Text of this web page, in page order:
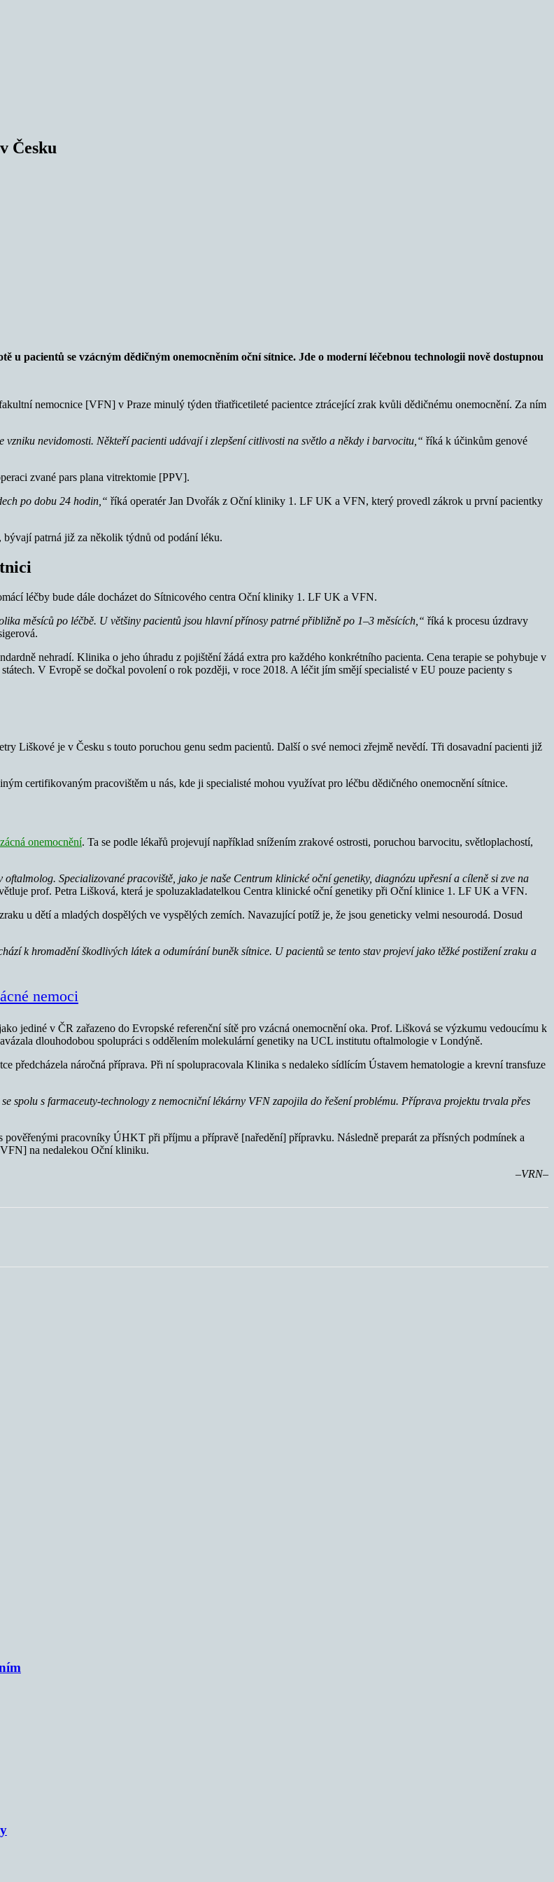
Česku
u pacientů se vzácným dědičným onemocněním oční sítnice. Jde o moderní léčebnou technologii nově dostupnou
nemocnice [VFN] v Praze minulý týden třiatřicetileté pacientce ztrácející zrak kvůli dědičnému onemocnění. Za ním
vzniku nevidomosti. Někteří pacienti udávají i zlepšení citlivosti na světlo a někdy i barvocitu,“ říká k účinkům genové
zvané pars plana vitrektomie [PPV].
po dobu 24 hodin,“ říká operatér Jan Dvořák z Oční kliniky 1. LF UK a VFN, který provedl zákrok u první pacientky
bývají patrná již za několik týdnů od podání léku.
léčby bude dále docházet do Sítnicového centra Oční kliniky 1. LF UK a VFN.
měsíců po léčbě. U většiny pacientů jsou hlavní přínosy patrné přibližně po 1–3 měsících,“ říká k procesu úzdravy
nehradí. Klinika o jeho úhradu z pojištění žádá extra pro každého konkrétního pacienta. Cena terapie se pohybuje v
V Evropě se dočkal povolení o rok později, v roce 2018. A léčit jím smějí specialisté v EU pouze pacienty s
je v Česku s touto poruchou genu sedm pacientů. Další o své nemoci zřejmě nevědí. Tři dosavadní pacienti již
certifikovaným pracovištěm u nás, kde ji specialisté mohou využívat pro léčbu dědičného onemocnění sítnice.
onemocnění. Ta se podle lékařů projevují například snížením zrakové ostrosti, poruchou barvocitu, světloplachostí,
Specializované pracoviště, jako je naše Centrum klinické oční genetiky, diagnózu upřesní a cíleně si zve na
prof. Petra Lišková, která je spoluzakladatelkou Centra klinické oční genetiky při Oční klinice 1. LF UK a VFN.
u dětí a mladých dospělých ve vyspělých zemích. Navazující potíž je, že jsou geneticky velmi nesourodá. Dosud
k hromadění škodlivých látek a odumírání buněk sítnice. U pacientů se tento stav projeví jako těžké postižení zraku a
nemoci
v ČR zařazeno do Evropské referenční sítě pro vzácná onemocnění oka. Prof. Lišková se výzkumu vedoucímu k
dlouhodobou spolupráci s oddělením molekulární genetiky na UCL institutu oftalmologie v Londýně.
předcházela náročná příprava. Při ní spolupracovala Klinika s nedaleko sídlícím Ústavem hematologie a krevní transfuze
spolu s farmaceuty-technology z nemocniční lékárny VFN zapojila do řešení problému. Příprava projektu trvala přes
pracovníky ÚHKT při příjmu a přípravě [naředění] přípravku. Následně preparát za přísných podmínek a
na nedalekou Oční kliniku.
–VRN–